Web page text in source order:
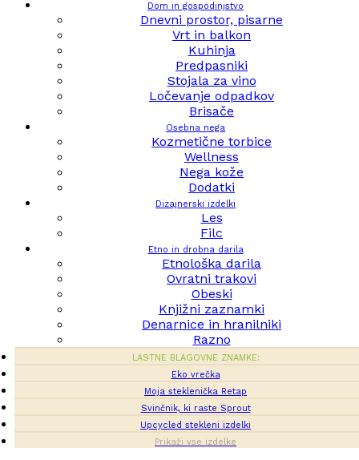
Dom in gospodinjstvo
Dnevni prostor, pisarne
Vrt in balkon
Kuhinja
Predpasniki
Stojala za vino
Ločevanje odpadkov
Brisače
Osebna nega
Kozmetične torbice
Wellness
Nega kože
Dodatki
Dizajnerski izdelki
Les
Filc
Etno in drobna darila
Etnološka darila
Ovratni trakovi
Obeski
Knjižni zaznamki
Denarnice in hranilniki
Razno
LASTNE BLAGOVNE ZNAMKE:
Eko vrečka
Moja steklenička Retap
Svinčnik, ki raste Sprout
Upcycled stekleni izdelki
Prikaži vse izdelke